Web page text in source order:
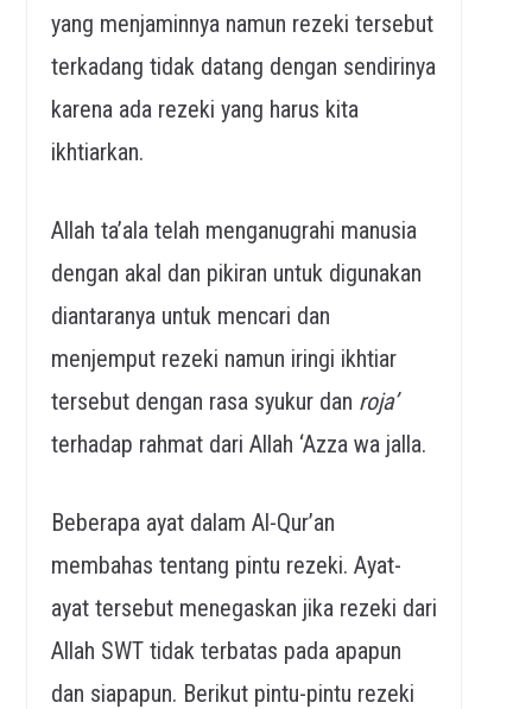
yang menjaminnya namun rezeki tersebut
terkadang tidak datang dengan sendirinya
karena ada rezeki yang harus kita
ikhtiarkan.
Allah ta’ala telah menganugrahi manusia
dengan akal dan pikiran untuk digunakan
diantaranya untuk mencari dan
menjemput rezeki namun iringi ikhtiar
tersebut dengan rasa syukur dan roja’
terhadap rahmat dari Allah ‘Azza wa jalla.
Beberapa ayat dalam Al-Qur’an
membahas tentang pintu rezeki. Ayat-
ayat tersebut menegaskan jika rezeki dari
Allah SWT tidak terbatas pada apapun
dan siapapun. Berikut pintu-pintu rezeki